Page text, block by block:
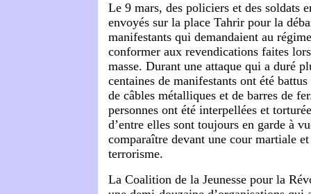
Le 9 mars, des policiers et des soldats
envoyés sur la place Tahrir pour la
manifestants qui demandaient au
conformer aux revendications faites
masse. Durant une attaque qui a duré
centaines de manifestants ont été
de câbles métalliques et de barres de
personnes ont été interpellées et
d’entre elles sont toujours en garde à
comparaître devant une cour martiale et
terrorisme.
La Coalition de la Jeunesse pour la